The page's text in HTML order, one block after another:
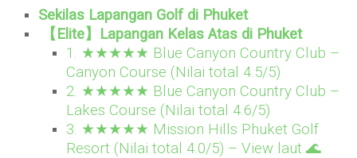
Sekilas Lapangan Golf di Phuket
【Elite】Lapangan Kelas Atas di Phuket
1. ★★★★★ Blue Canyon Country Club –
Canyon Course (Nilai total 4.5/5)
2. ★★★★★ Blue Canyon Country Club –
Lakes Course (Nilai total 4.6/5)
3. ★★★★★ Mission Hills Phuket Golf
Resort (Nilai total 4.0/5) – View laut 🌊